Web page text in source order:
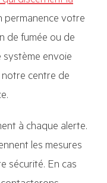
permanence votre
de fumée ou de
envoie
centre de
à chaque alerte.
les mesures
sécurité. En cas